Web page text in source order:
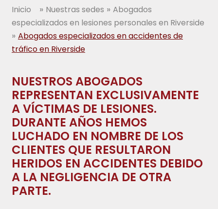
Inicio » Nuestras sedes » Abogados
especializados en lesiones personales en Riverside
» Abogados especializados en accidentes de
tráfico en Riverside
NUESTROS ABOGADOS
REPRESENTAN EXCLUSIVAMENTE
A VÍCTIMAS DE LESIONES.
DURANTE AÑOS HEMOS
LUCHADO EN NOMBRE DE LOS
CLIENTES QUE RESULTARON
HERIDOS EN ACCIDENTES DEBIDO
A LA NEGLIGENCIA DE OTRA
PARTE.